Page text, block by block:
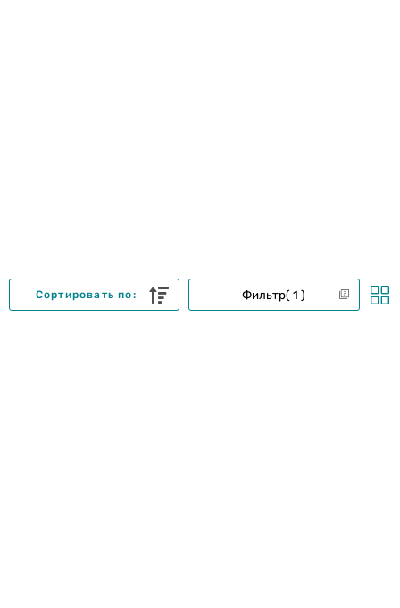
Фильтр 1
Сортировать по: